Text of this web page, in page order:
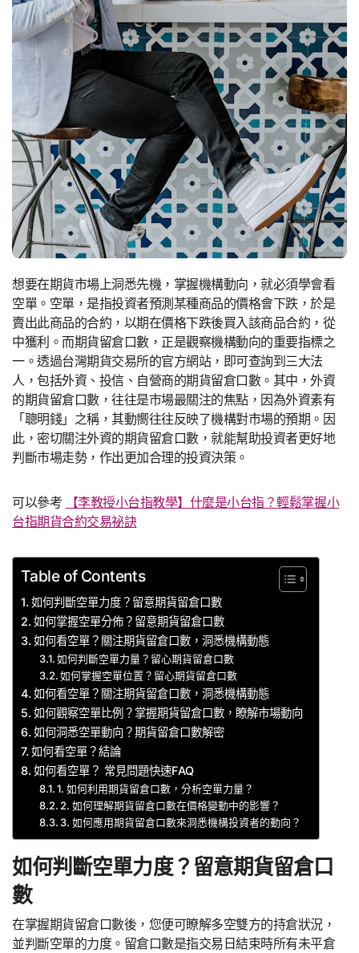
想要在期貨市場上洞悉先機，掌握機構動向，就必須學會看
空單。空單，是指投資者預測某種商品的價格會下跌，於是
賣出此商品的合約，以期在價格下跌後買入該商品合約，從
中獲利。而期貨留倉口數，正是觀察機構動向的重要指標之
一。透過台灣期貨交易所的官方網站，即可查詢到三大法
人，包括外資、投信、自營商的期貨留倉口數。其中，外資
的期貨留倉口數，往往是市場最關注的焦點，因為外資素有
「聰明錢」之稱，其動嚮往往反映了機構對市場的預期。因
此，密切關注外資的期貨留倉口數，就能幫助投資者更好地
判斷市場走勢，作出更加合理的投資決策。
可以參考
【李教授小台指教學】什麼是小台指？輕鬆掌握小
台指期貨合約交易祕訣
Table of Contents
如何判斷空單力度？留意期貨留倉口數
如何掌握空單分佈？留意期貨留倉口數
如何看空單？關注期貨留倉口數，洞悉機構動態
如何判斷空單力量？留心期貨留倉口數
如何掌握空單位置？留心期貨留倉口數
如何看空單？關注期貨留倉口數，洞悉機構動態
如何觀察空單比例？掌握期貨留倉口數，瞭解市場動向
如何洞悉空單動向？期貨留倉口數解密
如何看空單？結論
如何看空單？ 常見問題快速FAQ
1. 如何利用期貨留倉口數，分析空單力量？
2. 如何理解期貨留倉口數在價格變動中的影響？
3. 如何應用期貨留倉口數來洞悉機構投資者的動向？
如何判斷空單力度？留意期貨留倉口
數
在掌握期貨留倉口數後，您便可瞭解多空雙方的持倉狀況，
並判斷空單的力度。留倉口數是指交易日結束時所有未平倉